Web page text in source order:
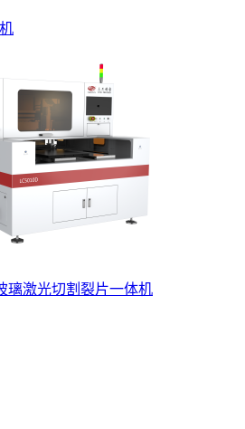
璃激光切割裂片一体机